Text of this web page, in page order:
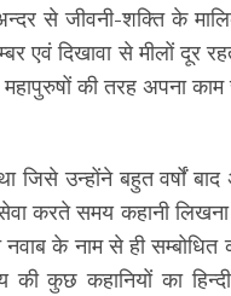
से जीवनी-शक्ति के
एवं दिखावा से मीलों
की तरह अपना
जिसे उन्होंने बहुत वर्षों
करते समय कहानी
के नाम से ही
की कुछ कहानियों का